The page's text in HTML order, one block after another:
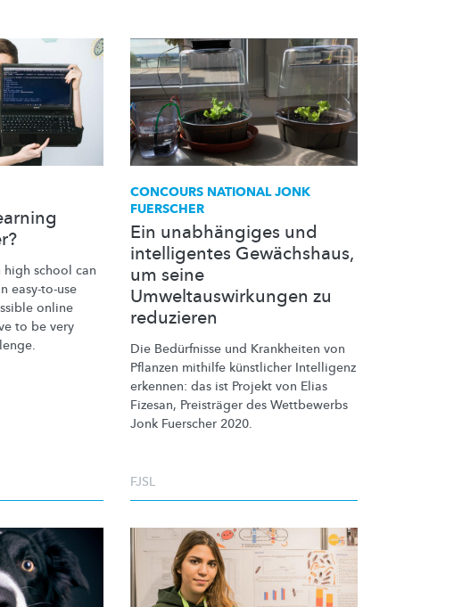
school can
easy-to-use
online
to be very
CONCOURS NATIONAL JONK
FUERSCHER
Ein unabhängiges und
intelligentes Gewächshaus,
um seine
Umweltauswirkungen zu
reduzieren
Die Bedürfnisse und Krankheiten von
Pflanzen mithilfe künstlicher Intelligenz
erkennen: das ist Projekt von Elias
Fizesan, Preisträger des Wettbewerbs
Jonk Fuerscher 2020.
FJSL